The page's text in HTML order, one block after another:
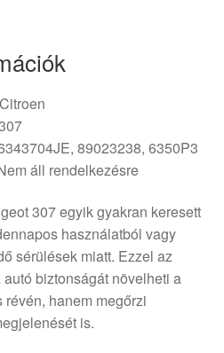
89023238, 6350P3
áll rendelkezésre
307 egyik gyakran keresett
használatból vagy
sérülések miatt. Ezzel az
biztonságát növelheti a
hanem megőrzi
is.